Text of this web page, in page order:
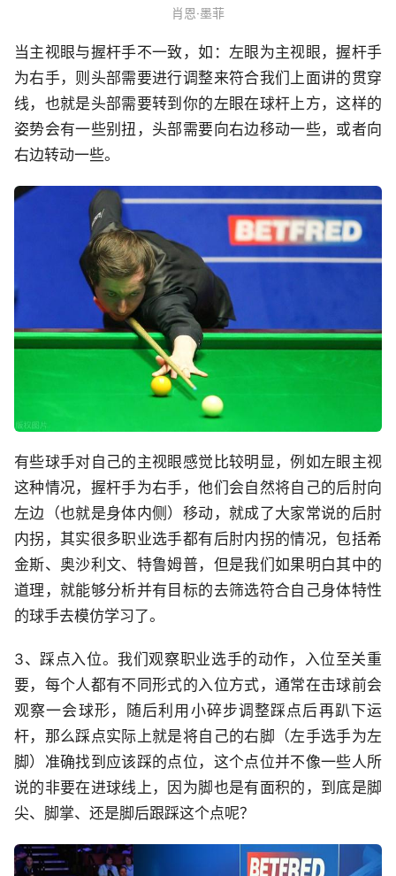
肖恩·墨菲
当主视眼与握杆手不一致，如：左眼为主视眼，握杆手
为右手，则头部需要进行调整来符合我们上面讲的贯穿
线，也就是头部需要转到你的左眼在球杆上方，这样的
姿势会有一些别扭，头部需要向右边移动一些，或者向
右边转动一些。
有些球手对自己的主视眼感觉比较明显，例如左眼主视
这种情况，握杆手为右手，他们会自然将自己的后肘向
左边（也就是身体内侧）移动，就成了大家常说的后肘
内拐，其实很多职业选手都有后肘内拐的情况，包括希
金斯、奥沙利文、特鲁姆普，但是我们如果明白其中的
道理，就能够分析并有目标的去筛选符合自己身体特性
的球手去模仿学习了。
3、踩点入位。我们观察职业选手的动作，入位至关重
要，每个人都有不同形式的入位方式，通常在击球前会
观察一会球形，随后利用小碎步调整踩点后再趴下运
杆，那么踩点实际上就是将自己的右脚（左手选手为左
脚）准确找到应该踩的点位，这个点位并不像一些人所
说的非要在进球线上，因为脚也是有面积的，到底是脚
尖、脚掌、还是脚后跟踩这个点呢？